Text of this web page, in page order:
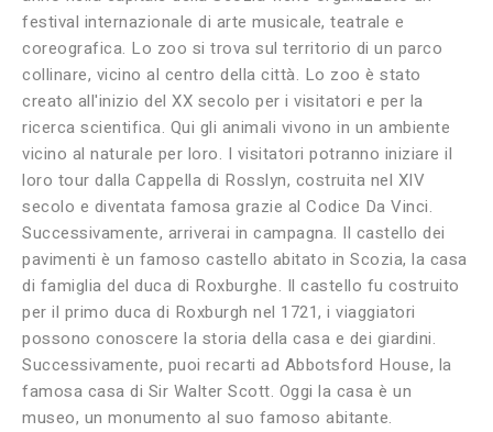
festival internazionale di arte musicale, teatrale e
coreografica. Lo zoo si trova sul territorio di un parco
collinare, vicino al centro della città. Lo zoo è stato
creato all'inizio del XX secolo per i visitatori e per la
ricerca scientifica. Qui gli animali vivono in un ambiente
vicino al naturale per loro. I visitatori potranno iniziare il
loro tour dalla Cappella di Rosslyn, costruita nel XIV
secolo e diventata famosa grazie al Codice Da Vinci.
Successivamente, arriverai in campagna. Il castello dei
pavimenti è un famoso castello abitato in Scozia, la casa
di famiglia del duca di Roxburghe. Il castello fu costruito
per il primo duca di Roxburgh nel 1721, i viaggiatori
possono conoscere la storia della casa e dei giardini.
Successivamente, puoi recarti ad Abbotsford House, la
famosa casa di Sir Walter Scott. Oggi la casa è un
museo, un monumento al suo famoso abitante.